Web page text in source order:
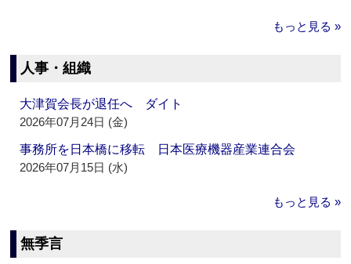
もっと見る »
人事・組織
大津賀会長が退任へ ダイト
2026年07月24日 (金)
事務所を日本橋に移転 日本医療機器産業連合会
2026年07月15日 (水)
もっと見る »
無季言